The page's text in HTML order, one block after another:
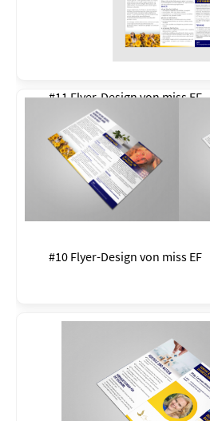
#11 Flyer-Design vonmiss EF
#10 Flyer-Design von miss EF